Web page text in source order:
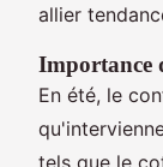
allier
Importance
En été, le
tels que le